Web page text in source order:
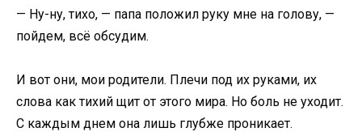
— Ну-ну, тихо, — папа положил руку мне на голову, —
пойдем, всё обсудим.
И вот они, мои родители. Плечи под их руками, их
слова как тихий щит от этого мира. Но боль не уходит.
С каждым днем она лишь глубже проникает.